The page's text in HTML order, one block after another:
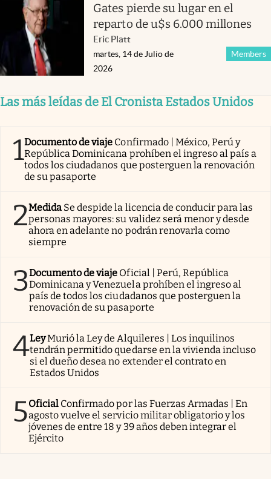
Gates pierde su lugar en el
reparto de u$s 6.000 millones
Eric Platt
Members
martes, 14 de Julio de
2026
Las más leídas de El Cronista Estados Unidos
1Documento de viaje Confirmado | México, Perú y
República Dominicana prohíben el ingreso al país a
todos los ciudadanos que posterguen la renovación
de su pasaporte
2Medida Se despide la licencia de conducir para las
personas mayores: su validez será menor y desde
ahora en adelante no podrán renovarla como
siempre
3Documento de viaje Oficial | Perú, República
Dominicana y Venezuela prohíben el ingreso al
país de todos los ciudadanos que posterguen la
renovación de su pasaporte
4LeyMurió la Ley de Alquileres | Los inquilinos
tendrán permitido quedarse en la vivienda incluso
si el dueño desea no extender el contrato en
Estados Unidos
5Oficial Confirmado por las Fuerzas Armadas | En
agosto vuelve el servicio militar obligatorio y los
jóvenes de entre 18 y 39 años deben integrar el
Ejército